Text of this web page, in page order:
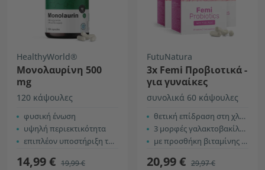
HealthyWorld®
Μονολαυρίνη 500
mg
120 κάψουλες
φυσική ένωση
υψηλή περιεκτικότητα
επιπλέον υποστήριξη του οργανισμού
14,99 € 19,99 €
FutuNatura
3x Femi Προβιοτικά -
για γυναίκες
συνολικά 60 κάψουλες
θετική επίδραση στη χλωρίδα
3 μορφές γαλακτοβακίλλων
με προσθήκη βιταμίνης Β9 – φολικό οξύ
20,99 € 29,97 €